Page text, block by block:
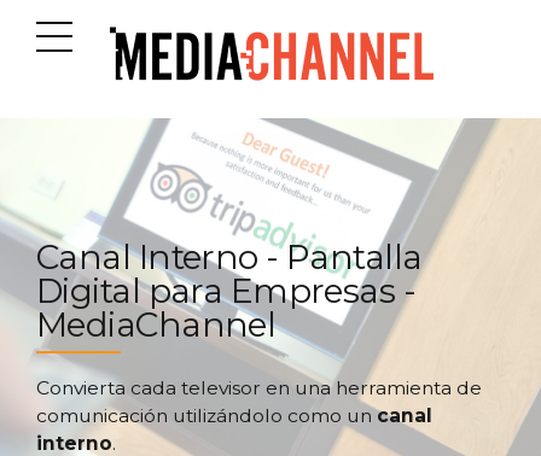
Canal Interno - Pantalla
Digital para Empresas -
MediaChannel
Convierta cada televisor en una herramienta de
comunicación utilizándolo como uncanal
interno.